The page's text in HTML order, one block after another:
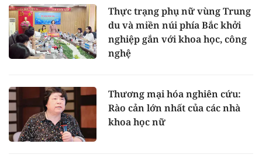
Thực trạng phụ nữ vùng Trung
du và miền núi phía Bắc khởi
nghiệp gắn với khoa học, công
nghệ
Thương mại hóa nghiên cứu:
Rào cản lớn nhất của các nhà
khoa học nữ